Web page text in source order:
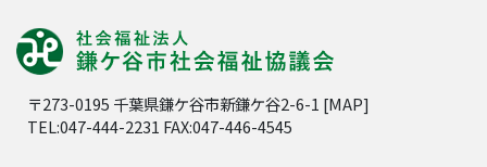
〒273-0195 千葉県鎌ケ谷市新鎌ケ谷2-6-1 [MAP]
TEL:047-444-2231 FAX:047-446-4545